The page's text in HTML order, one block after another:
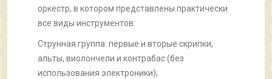
оркестр, в котором представлены практически
все виды инструментов:
Струнная группа: первые и вторые скрипки,
альты, виолончели и контрабас (без
использования электроники);